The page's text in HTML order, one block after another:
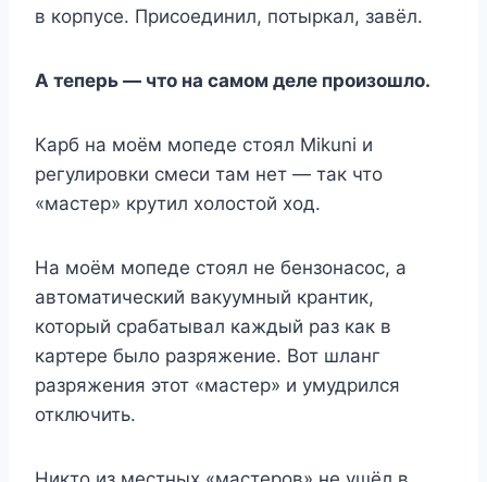
в корпусе. Присоединил, потыркал, завёл.
А теперь — что на самом деле произошло.
Карб на моём мопеде стоял Mikuni и
регулировки смеси там нет — так что
«мастер» крутил холостой ход.
На моём мопеде стоял не бензонасос, а
автоматический вакуумный крантик,
который срабатывал каждый раз как в
картере было разряжение. Вот шланг
разряжения этот «мастер» и умудрился
отключить.